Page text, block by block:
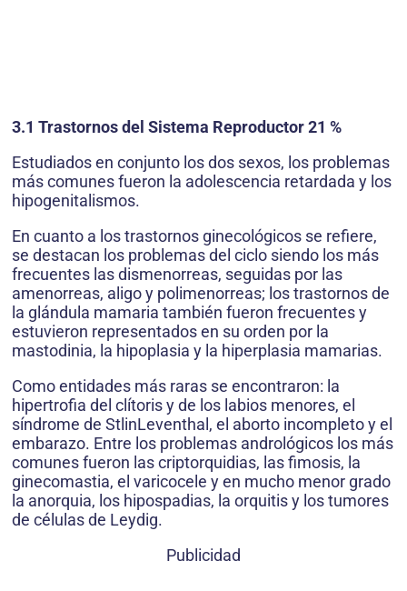
3.1 Trastornos del Sistema Reproductor 21 %
Estudiados en conjunto los dos sexos, los problemas
más comunes fueron la adolescencia retardada y los
hipogenitalismos.
En cuanto a los trastornos ginecológicos se refiere,
se destacan los problemas del ciclo siendo los más
frecuentes las dismenorreas, seguidas por las
amenorreas, aligo y polimenorreas; los trastornos de
la glándula mamaria también fueron frecuentes y
estuvieron representados en su orden por la
mastodinia, la hipoplasia y la hiperplasia mamarias.
Como entidades más raras se encontraron: la
hipertrofia del clítoris y de los labios menores, el
síndrome de StlinLeventhal, el aborto incompleto y el
embarazo. Entre los problemas andrológicos los más
comunes fueron las criptorquidias, las fimosis, la
ginecomastia, el varicocele y en mucho menor grado
la anorquia, los hipospadias, la orquitis y los tumores
de células de Leydig.
Publicidad